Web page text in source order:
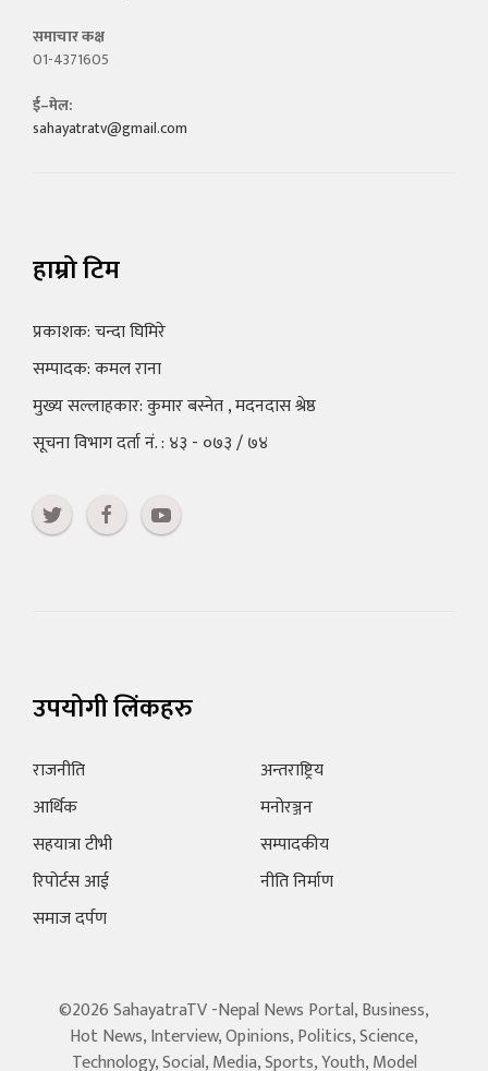
समाचार कक्ष
01-4371605
ई–मेल:
sahayatratv@gmail.com
हाम्रो टिम
प्रकाशक: चन्दा घिमिरे
सम्पादक: कमल राना
मुख्य सल्लाहकार: कुमार बस्नेत , मदनदास श्रेष्ठ
सूचना विभाग दर्ता नं. : ४३ - ०७३ / ७४
उपयोगी लिंकहरु
राजनीति
आर्थिक
सहयात्रा टीभी
रिपोर्टस आई
समाज दर्पण
अन्तराष्ट्रिय
मनोरञ्जन
सम्पादकीय
नीति निर्माण
©2026 SahayatraTV -Nepal News Portal, Business,
Hot News, Interview, Opinions, Politics, Science,
Technology, Social, Media, Sports, Youth, Model